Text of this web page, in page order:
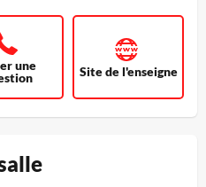
une
Site de l'enseigne